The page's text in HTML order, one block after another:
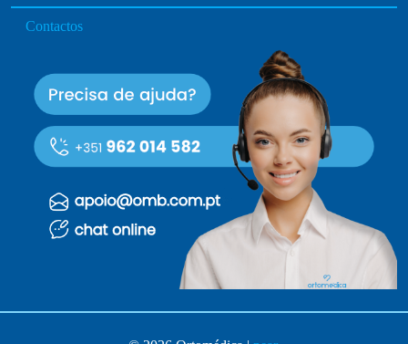
Contactos